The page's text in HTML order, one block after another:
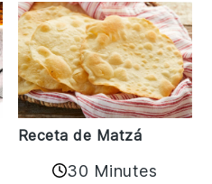
Receta de Matzá
30 Minutes